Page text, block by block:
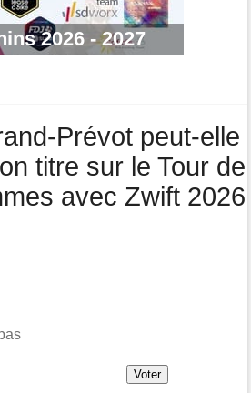
me suis retrouvé un peu trop loin…"
la 4e étape devant Pithie
nous viserons encore la victoire"
2026 - 2027
Prévot peut-elle
titre sur le Tour de
avec Zwift 2026